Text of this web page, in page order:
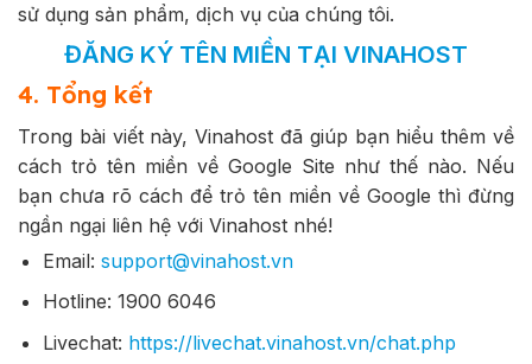
sử dụng sản phẩm, dịch vụ của chúng tôi.
ĐĂNG KÝ TÊN MIỀN TẠI VINAHOST
4. Tổng kết
Trong bài viết này, Vinahost đã giúp bạn hiểu thêm về
cách trỏ tên miền về Google Site như thế nào. Nếu
bạn chưa rõ cách để trỏ tên miền về Google thì đừng
ngần ngại liên hệ với Vinahost nhé!
Email: support@vinahost.vn
Hotline: 1900 6046
Livechat: https://livechat.vinahost.vn/chat.php